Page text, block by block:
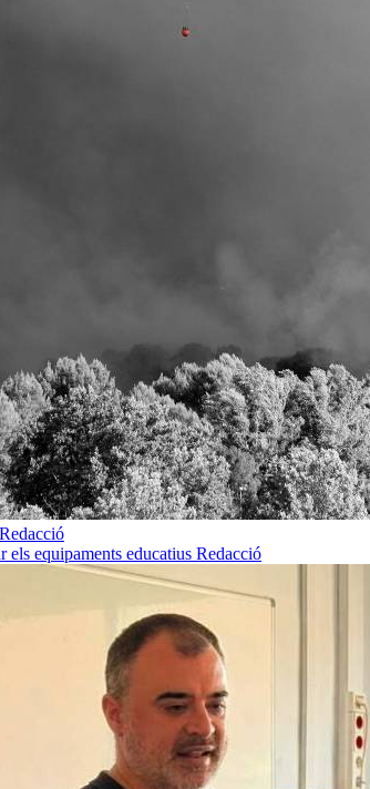
Redacció
els equipaments educatius Redacció